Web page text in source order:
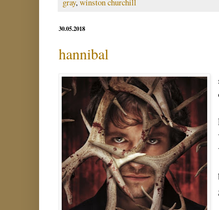
30.05.2018
hannibal